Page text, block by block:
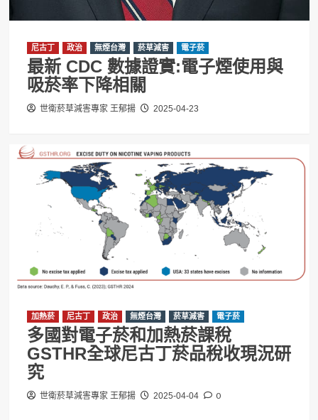
尼古丁 政治 無煙台灣 菸草減害 電子菸
最新 CDC 數據證實:電子煙使用與
吸菸率下降相關
世衛菸草減害專家 王郁揚 2025-04-23
加熱菸 尼古丁 政治 無煙台灣 菸草減害 電子菸
多國對電子菸和加熱菸課稅
GSTHR全球尼古丁菸品稅收現況研
究
世衛菸草減害專家 王郁揚 2025-04-04 0